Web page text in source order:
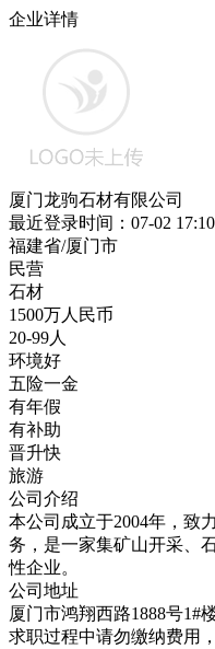
企业详情
厦门龙驹石材有限公司
最近登录时间：07-02 17:10
福建省/厦门市
民营
石材
1500万人民币
20-99人
环境好
五险一金
有年假
有补助
晋升快
旅游
公司介绍
本公司成立于2004年，致
务，是一家集矿山开采、
性企业。
公司地址
厦门市鸿翔西路1888号1#
求职过程中请勿缴纳费用